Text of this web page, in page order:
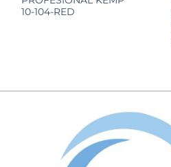
10-104-RED